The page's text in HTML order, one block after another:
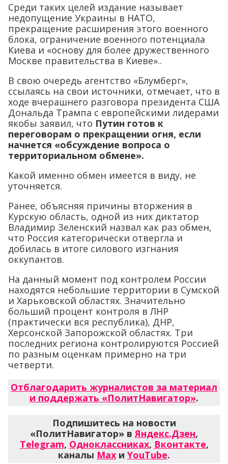
Среди таких целей издание называет
недопущение Украины в НАТО,
прекращение расширения этого военного
блока, ограничение военного потенциала
Киева и «основу для более дружественного
Москве правительства в Киеве»..
В свою очередь агентство «Блумберг»,
ссылаясь на свои источники, отмечает, что в
ходе вчерашнего разговора президента США
Дональда Трампа с европейскими лидерами
якобы заявил, что Путин готов к
переговорам о прекращении огня, если
начнется «обсуждение вопроса о
территориальном обмене».
Какой именно обмен имеется в виду, не
уточняется.
Ранее, объясняя причины вторжения в
Курскую область, одной из них диктатор
Владимир Зеленский назвал как раз обмен,
что Россия категорически отвергла и
добилась в итоге силового изгнания
оккупантов.
На данный момент под контролем России
находятся небольшие территории в Сумской
и Харьковской областях. Значительно
больший процент контроля в ЛНР
(практически вся республика), ДНР,
Херсонской Запорожской областях. Три
последних региона контролируются Россией
по разным оценкам примерно на три
четверти.
Отблагодарить журналистов за материал
и поддержать «ПолитНавигатор».
Подпишитесь на новости
«ПолитНавигатор» вЯндекс.Дзен,
Telegram, Одноклассниках, Вконтакте,
каналы Max и YouTube.